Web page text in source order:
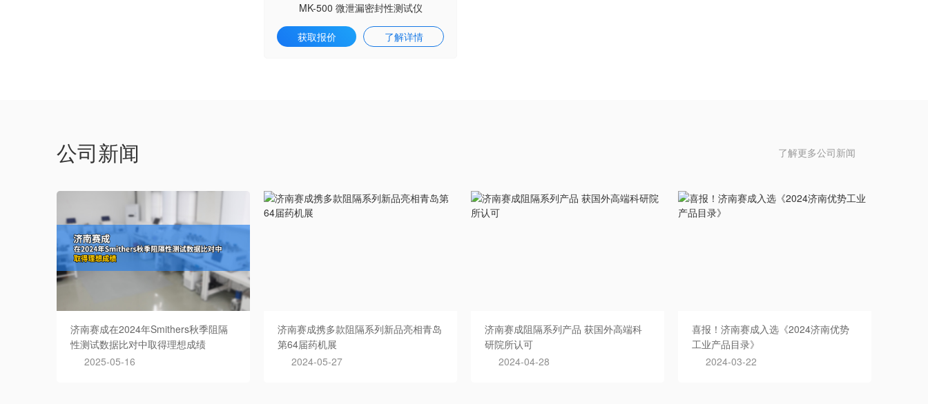
MK-500 微泄漏密封性测试仪
获取报价 了解详情
公司新闻 了解更多公司新闻
济南赛成在2024年Smithers秋季阻隔
性测试数据比对中取得理想成绩
2025-05-16
济南赛成携多款阻隔系列新品亮相青岛
第64届药机展
2024-05-27
济南赛成阻隔系列产品 获国外高端科
研院所认可
2024-04-28
喜报！济南赛成入选《2024济南优势
工业产品目录》
2024-03-22